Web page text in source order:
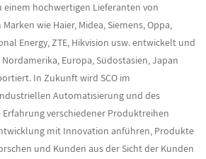
einem hochwertigen Lieferanten von
wie Haier, Midea, Siemens, Oppa,
Energy, ZTE, Hikvision usw. entwickelt und
Europa, Südostasien, Japan
In Zukunft wird SCO im
Automatisierung und des
verschiedener Produktreihen
mit Innovation anführen, Produkte
und Kunden aus der Sicht der Kunden